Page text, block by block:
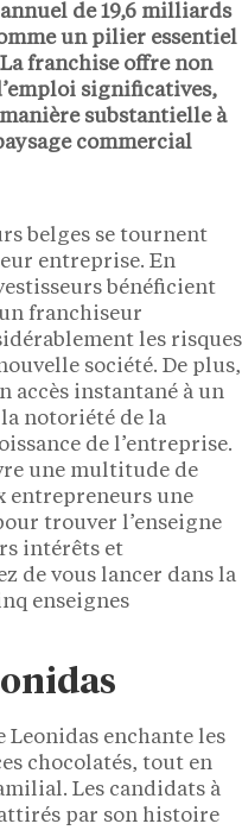
de 19,6 milliards
un pilier essentiel
franchise offre non
significatives,
substantielle à
commercial
belges se tournent
entreprise. En
bénéficient
franchiseur
les risques
société. De plus,
accès instantané à un
notoriété de la
de l’entreprise.
une multitude de
entrepreneurs une
trouver l’enseigne
intérêts et
de vous lancer dans la
enseignes
Leonidas enchante les
chocolatés, tout en
Les candidats à
par son histoire